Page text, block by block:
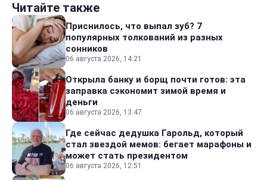
Читайте также
Приснилось, что выпал зуб? 7
популярных толкований из разных
сонников
06 августа 2026, 14:21
Открыла банку и борщ почти готов: эта
заправка сэкономит зимой время и
деньги
06 августа 2026, 13:47
Где сейчас дедушка Гарольд, который
стал звездой мемов: бегает марафоны и
может стать президентом
06 августа 2026, 12:51